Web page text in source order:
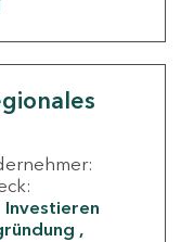
Investieren